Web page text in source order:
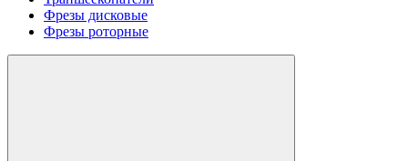
Фрезы дисковые
Фрезы роторные